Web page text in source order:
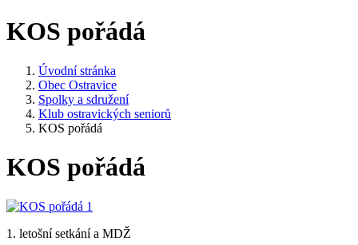
KOS pořádá
Úvodní stránka
Obec Ostravice
Spolky a sdružení
Klub ostravických seniorů
KOS pořádá
KOS pořádá
1. letošní setkání a MDŽ